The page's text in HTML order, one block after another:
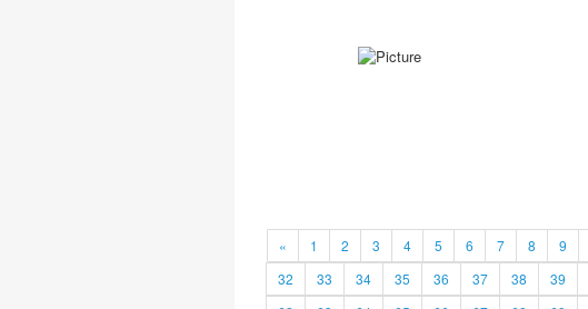
« 1 2 3 4 5 6 7 8 9
32
33 34 35 36 37 38 39